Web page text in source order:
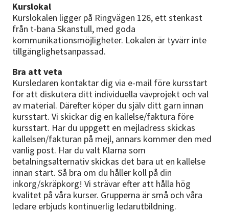
Kurslokal
Kurslokalen ligger på Ringvägen 126, ett stenkast
från t-bana Skanstull, med goda
kommunikationsmöjligheter. Lokalen är tyvärr inte
tillgänglighetsanpassad.
Bra att veta
Kursledaren kontaktar dig via e-mail före kursstart
för att diskutera ditt individuella vävprojekt och val
av material. Därefter köper du själv ditt garn innan
kursstart. Vi skickar dig en kallelse/faktura före
kursstart. Har du uppgett en mejladress skickas
kallelsen/fakturan på mejl, annars kommer den med
vanlig post. Har du valt Klarna som
betalningsalternativ skickas det bara ut en kallelse
innan start. Så bra om du håller koll på din
inkorg/skräpkorg! Vi strävar efter att hålla hög
kvalitet på våra kurser. Grupperna är små och våra
ledare erbjuds kontinuerlig ledarutbildning.